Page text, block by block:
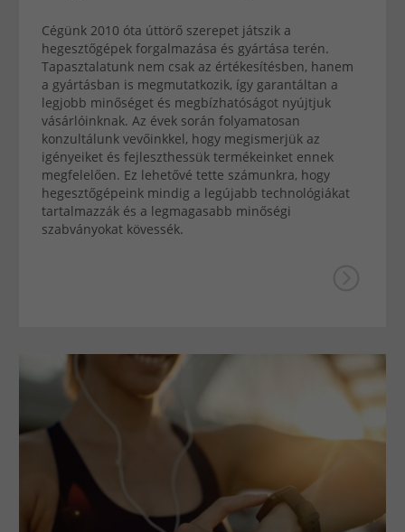
Cégünk 2010 óta úttörő szerepet játszik a
hegesztőgépek forgalmazása és gyártása terén.
Tapasztalatunk nem csak az értékesítésben, hanem
a gyártásban is megmutatkozik, így garantáltan a
legjobb minőséget és megbízhatóságot nyújtjuk
vásárlóinknak. Az évek során folyamatosan
konzultálunk vevőinkkel, hogy megismerjük az
igényeiket és fejleszthessük termékeinket ennek
megfelelően. Ez lehetővé tette számunkra, hogy
hegesztőgépeink mindig a legújabb technológiákat
tartalmazzák és a legmagasabb minőségi
szabványokat kövessék.